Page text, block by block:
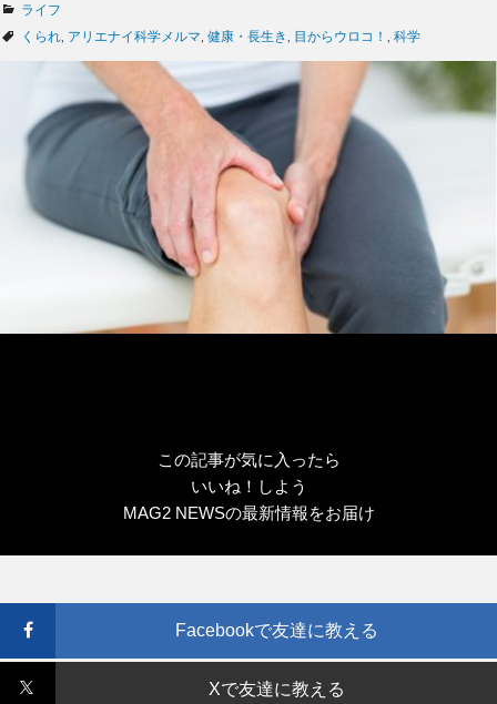
カ
テ
ライフ
タ
くられ アリエナイ科学メルマ 健康・長生き 目からウロコ！ 科学
この記事が気に入ったら
いいね！しよう
MAG2 NEWSの最新情報をお届け
Facebookで友達に教える
Xで友達に教える